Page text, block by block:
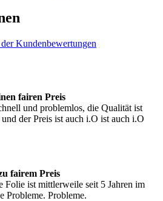
Kundenbewertungen
fairen Preis
und problemlos, die Qualität ist
der Preis ist auch i.O ist auch i.O
fairem Preis
Folie ist mittlerweile seit 5 Jahren im
Probleme. Probleme.